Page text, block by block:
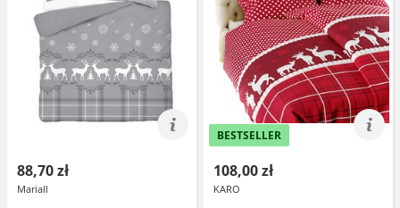
88,70 zł
Mariall
BESTSELLER
108,00 zł
KARO